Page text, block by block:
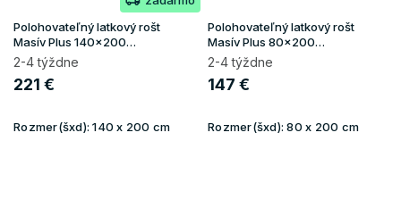
Polohovateľný latkový rošt
Masív Plus 140x200
(130kg/osoba)
2-4 týždne
221 €
Rozmer(šxd):140 x 200 cm
Polohovateľný latkový rošt
Masív Plus 80x200
(130kg/osoba)
2-4 týždne
147 €
Rozmer(šxd):80 x 200 cm